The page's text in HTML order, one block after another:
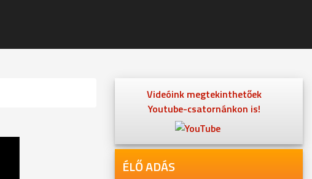
Videóink megtekinthetőek
Youtube-csatornánkon is!
ÉLŐ ADÁS